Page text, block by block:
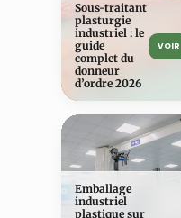
Sous-traitant
plasturgie
industriel : le
guide
complet du
donneur
d’ordre 2026
VOIR
Emballage
industriel
plastique sur